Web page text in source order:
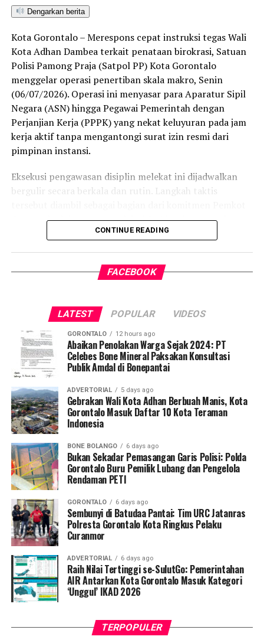
Sulawesi Utara. Skor ini melampaui target yang
ditetapkan dan mengantarkan Kota Gorontalo menjadi
satu-satunya daerah di wilayah tersebut yang
menembus kategori “Unggul”. Sementara kabupaten lain
di Gorontalo masih berada pada kategori “Berkembang”
hingga menuju “Unggul”.
“Alhamdulillah, nilai IKAD Kota Gorontalo tercatat yang
tertinggi di kawasan SulutGo sebagaimana dipaparkan
dalam Rakorwil TPAKD,” ungkap Wawali Indra Gobel
usai kegiatan.
tingkat keterjangkauan, pemanfaatan, serta inklusivitas
Predikat “Unggul” yang diraih Pemerintahan AIR
menjadi indikator kuat atas keberhasilan pemerintah
daerah dalam mendorong masyarakat agar makin
mudah, merata, dan aman dalam mengakses berbagai
Dengarkan berita
Kota Gorontalo – Merespons cepat instruksi tegas Wali
Kota Adhan Dambea terkait penataan birokrasi, Satuan
Polisi Pamong Praja (Satpol PP) Kota Gorontalo
menggelar operasi penertiban skala makro, Senin
(06/07/2026). Operasi ini menyasar para Aparatur Sipil
Negara (ASN) hingga Pegawai Pemerintah dengan
Perjanjian Kerja (PPPK) yang nekat keluyuran pada jam
kerja aktif tanpa mengantongi surat izin resmi dari
pimpinan instansi.
Eksekusi pengawasan disiplin melekat ini dijadwalkan
bergulir secara berkala dan rutin. Langkah taktis
Gorontalo dalam mengerek indeks kinerja pegawai serta
memulihkan marwah kedisiplinan korps abdi negara.
tersebut, armada penegak perda berhasil menjaring
Saat diinterogasi, keempatnya dipastikan tidak mampu
menunjukkan dokumen dispensasi atau surat izin keluar
kantor.
Operasi penyisiran bergerak mobile menyasar sejumlah
titik vital yang kerap menjadi pusat keramaian dan
perbelanjaan. Di antaranya Citimall Gorontalo,
Indogrosir, pusat perbelanjaan alat tulis Toko Ira dan
Toko Mufida, hingga beberapa rumah makan strategis di
seputaran Kota Gorontalo.
Kepala Satpol PP Kota Gorontalo Marwan Saleh
menegaskan, operasi perdana di awal pekan ini
Gorontalo guna memperketat pengawasan internal
terhadap perilaku ASN dan PPPK.
“Sesuai perintah harian Bapak Wali Kota, razia
penegakan disiplin ini akan kami gelar secara rutin dan
acak. Setiap pegawai, baik ASN maupun PPPK, yang
kedapatan berkeliaran di luar instansi saat jam kerja
tanpa melampirkan surat izin tertulis, akan langsung
kami amankan dan tertibkan ke Mako Satpol PP Kota
Gorontalo,” tegas Marwan Saleh.
CONTINUE READING
FACEBOOK
LATEST POPULAR VIDEOS
GORONTALO 12 hours ago
Abaikan Penolakan Warga Sejak 2024: PT
Celebes Bone Mineral Paksakan Konsultasi
Publik Amdal di Bonepantai
ADVERTORIAL 5 days ago
Gebrakan Wali Kota Adhan Berbuah Manis, Kota
Gorontalo Masuk Daftar 10 Kota Teraman
Indonesia
BONE BOLANGO 6 days ago
Bukan Sekadar Pemasangan Garis Polisi: Polda
Gorontalo Buru Pemilik Lubang dan Pengelola
Rendaman PETI
GORONTALO 6 days ago
Sembunyi di Batudaa Pantai: Tim URC Jatanras
Polresta Gorontalo Kota Ringkus Pelaku
Curanmor
ADVERTORIAL 6 days ago
Raih Nilai Tertinggi se-SulutGo: Pemerintahan
AIR Antarkan Kota Gorontalo Masuk Kategori
‘Unggul’ IKAD 2026
TERPOPULER